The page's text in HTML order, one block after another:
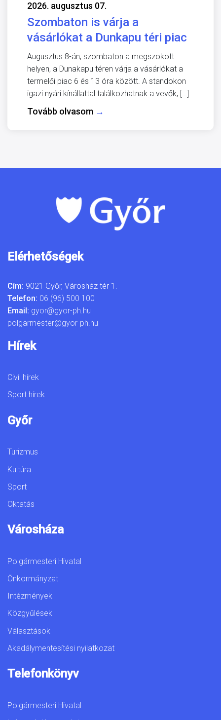
2026. augusztus 07.
Szombaton is várja a
vásárlókat a Dunkapu téri piac
Augusztus 8-án, szombaton a megszokott
helyen, a Dunakapu téren várja a vásárlókat a
termelői piac 6 és 13 óra között. A standokon
igazi nyári kínállattal találkozhatnak a vevők, […]
Tovább olvasom →
Elérhetőségek
Cím: 9021 Győr, Városház tér 1.
Telefon: 06 (96) 500 100
Email: gyor@gyor-ph.hu
polgarmester@gyor-ph.hu
Hírek
Civil hírek
Sport hírek
Győr
Turizmus
Kultúra
Sport
Oktatás
Városháza
Polgármesteri Hivatal
Önkormányzat
Intézmények
Közgyűlések
Választások
Akadálymentesítési nyilatkozat
Telefonkönyv
Polgármesteri Hivatal